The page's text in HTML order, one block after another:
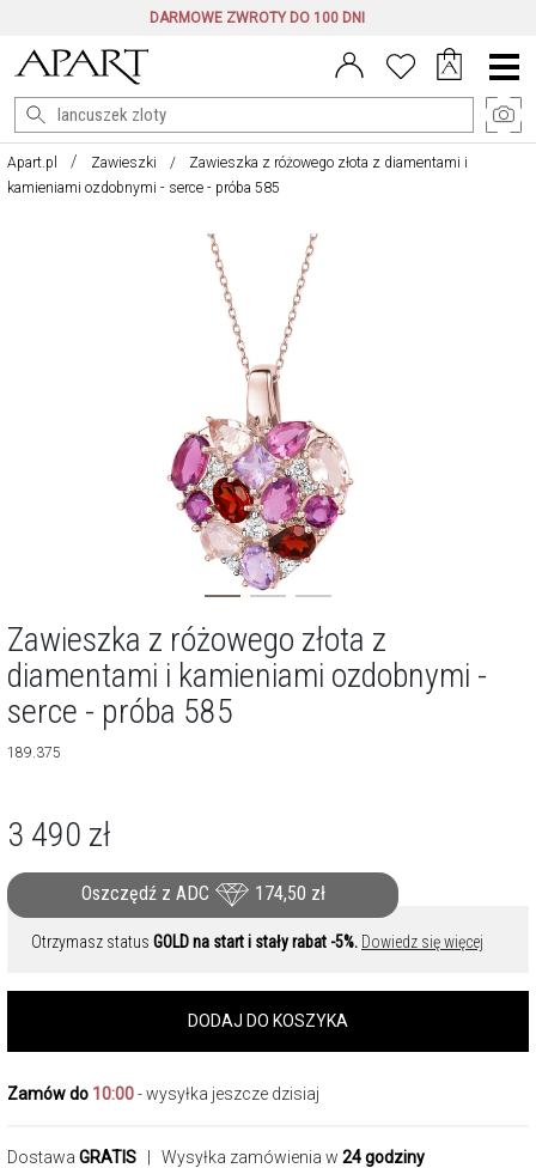
DARMOWE ZWROTY DO 100 DNI
Menu
główne
Apart.pl Zawieszki
Zawieszka z różowego złota z diamentami i
kamieniami ozdobnymi - serce - próba 585
Zawieszka z różowego złota z
diamentami i kamieniami ozdobnymi -
serce - próba 585
189.375
3 490 zł
Oszczędź z ADC 174,50 zł
Otrzymasz status GOLD na start i stały rabat -5%. Dowiedz się więcej
DODAJ DO KOSZYKA
Zamów do 10:00- wysyłka jeszcze dzisiaj
Dostawa GRATIS | Wysyłka zamówienia w 24 godziny